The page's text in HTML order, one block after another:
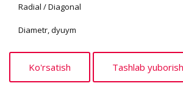
Radial / Diagonal
Diametr, dyuym